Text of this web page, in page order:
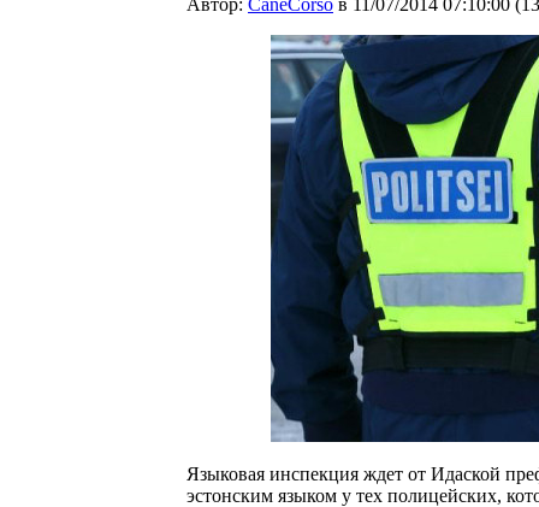
Автор: CaneCorso в 11/07/2014 07:10:00 (
Языковая инспекция ждет от Идаской
эстонским языком у тех полицейских,